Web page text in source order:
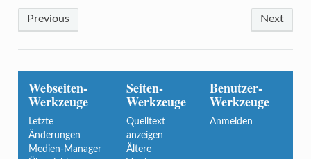
Previous Next
Webseiten-
Werkzeuge
Letzte
Änderungen
Medien-Manager
Seiten-
Werkzeuge
Quelltext
anzeigen
Ältere
Benutzer-
Werkzeuge
Anmelden